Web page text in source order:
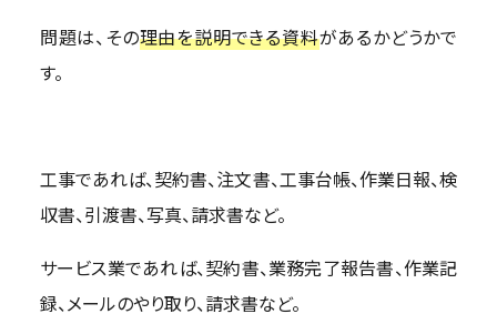
問題は、その理由を説明できる資料があるかどうかで
す。
工事であれば、契約書、注文書、工事台帳、作業日報、検
収書、引渡書、写真、請求書など。
サービス業であれば、契約書、業務完了報告書、作業記
録、メールのやり取り、請求書など。